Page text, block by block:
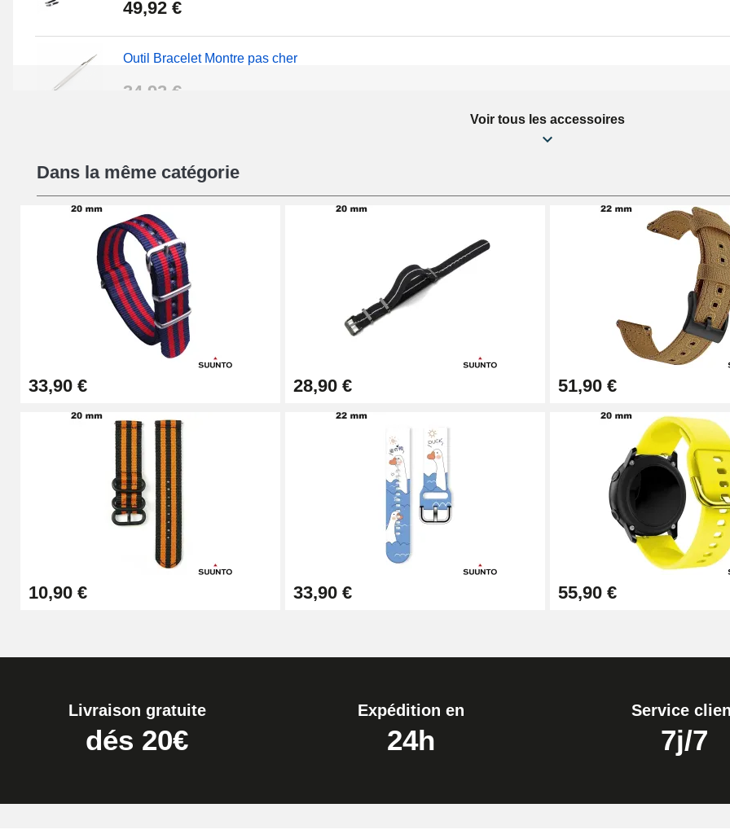
49,92 €
Outil Bracelet Montre pas cher
34,92 €
16,90 €
Pied à Coulisse Numérique
9,90 €
Pince à Poinçonner (pince trou)
57,42 €
Pince Trou pour Bracelet de Montre
10,90 €
Kit Horlogerie Débutant
26,90 €
Boîte Pompe Bracelet Montre - Diamètre 1,50 mm - 8 à 25 mm
Extracteur de Bracelet de Montre Facile
Voir tous les accessoires
Dans la même catégorie
33,90 € 28,90 € 51,90 €
10,90 € 33,90 € 55,90 €
Livraison gratuite
dés 20€
Expédition en
24h
Service
7j/7